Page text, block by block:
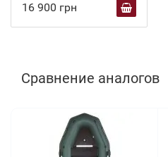
16 900 грн
Сравнение аналогов